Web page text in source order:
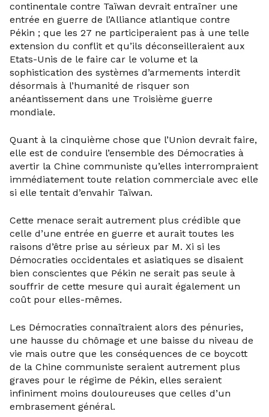
continentale contre Taïwan devrait entraîner une
entrée en guerre de l’Alliance atlantique contre
Pékin ; que les 27 ne participeraient pas à une telle
extension du conflit et qu’ils déconseilleraient aux
Etats-Unis de le faire car le volume et la
sophistication des systèmes d’armements interdit
désormais à l’humanité de risquer son
anéantissement dans une Troisième guerre
mondiale.
Quant à la cinquième chose que l’Union devrait faire,
elle est de conduire l’ensemble des Démocraties à
avertir la Chine communiste qu’elles interrompraient
immédiatement toute relation commerciale avec elle
si elle tentait d’envahir Taïwan.
Cette menace serait autrement plus crédible que
celle d’une entrée en guerre et aurait toutes les
raisons d’être prise au sérieux par M. Xi si les
Démocraties occidentales et asiatiques se disaient
bien conscientes que Pékin ne serait pas seule à
souffrir de cette mesure qui aurait également un
coût pour elles-mêmes.
Les Démocraties connaîtraient alors des pénuries,
une hausse du chômage et une baisse du niveau de
vie mais outre que les conséquences de ce boycott
de la Chine communiste seraient autrement plus
graves pour le régime de Pékin, elles seraient
infiniment moins douloureuses que celles d’un
embrasement général.